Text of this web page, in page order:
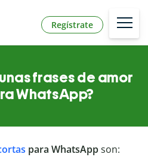
Regístrate
frases de amor
WhatsApp?
para WhatsAppson: